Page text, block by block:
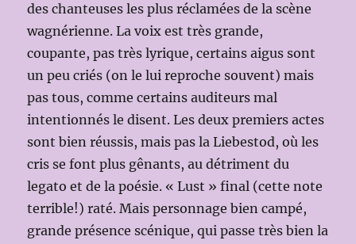
des chanteuses les plus réclamées de la scène
wagnérienne. La voix est très grande,
coupante, pas très lyrique, certains aigus sont
un peu criés (on le lui reproche souvent) mais
pas tous, comme certains auditeurs mal
intentionnés le disent. Les deux premiers actes
sont bien réussis, mais pas la Liebestod, où les
cris se font plus gênants, au détriment du
legato et de la poésie. « Lust » final (cette note
terrible!) raté. Mais personnage bien campé,
grande présence scénique, qui passe très bien la